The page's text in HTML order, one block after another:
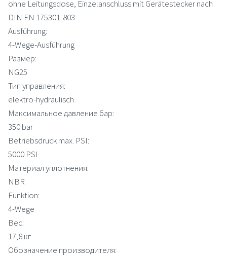
ohne Leitungsdose, Einzelanschluss mit Gerätestecker nach
DIN EN 175301-803
Ausführung:
4-Wege-Ausführung
Размер:
NG25
Тип управления:
elektro-hydraulisch
Максимальное давление бар:
350 bar
Betriebsdruck max. PSI:
5000 PSI
Материал уплотнения:
NBR
Funktion:
4-Wege
Вес:
17,8 кг
Обозначение производителя: